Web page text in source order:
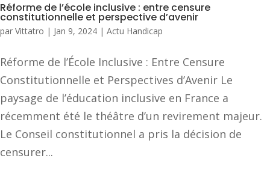
Réforme de l’école inclusive : entre censure
constitutionnelle et perspective d’avenir
par Vittatro | Jan 9, 2024 | Actu Handicap
Réforme de l’École Inclusive : Entre Censure
Constitutionnelle et Perspectives d’Avenir Le
paysage de l’éducation inclusive en France a
récemment été le théâtre d’un revirement majeur.
Le Conseil constitutionnel a pris la décision de
censurer...